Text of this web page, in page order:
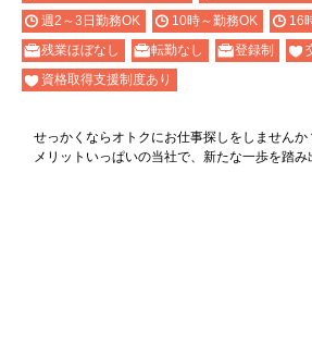
週2～3日勤務OK
10時～勤務OK 16
残業ほぼなし
転勤なし 登録制
資格取得支援制度あり
せっかくならオトクにお仕事探しをしませんか
メリットいっぱいの当社で、新たな一歩を踏み